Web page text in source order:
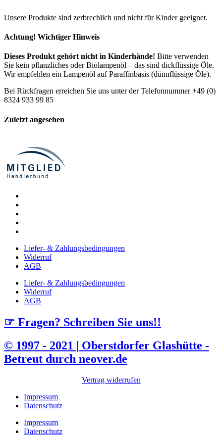
Unsere Produkte sind zerbrechlich und nicht für Kinder geeignet.
Achtung! Wichtiger Hinweis
Dieses Produkt gehört nicht in Kinderhände! Bitte verwenden
Sie kein pflanzliches oder Biolampenöl – das sind dickflüssige Öle.
Wir empfehlen ein Lampenöl auf Paraffinbasis (dünnflüssige Öle).
Bei Rückfragen erreichen Sie uns unter der Telefonnummer +49 (0)
8324 933 99 85
Zuletzt angesehen
Liefer- & Zahlungsbedingungen
Widerruf
AGB
Liefer- & Zahlungsbedingungen
Widerruf
AGB
☞ Fragen? Schreiben Sie uns!!
© 1997 - 2021 | Oberstdorfer Glashütte -
Betreut durch neover.de
Vertrag widerrufen
Impressum
Datenschutz
Impressum
Datenschutz